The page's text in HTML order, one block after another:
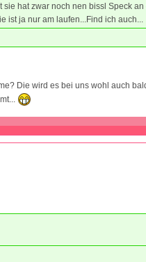
sie hat zwar noch nen bissl Speck
ist ja nur am laufen...Find ich auch...
Die wird es bei uns wohl auch